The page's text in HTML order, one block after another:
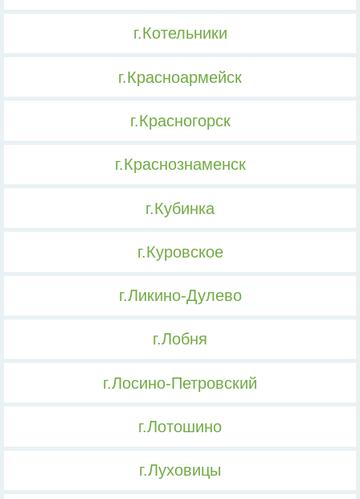
г.Котельники
г.Красноармейск
г.Красногорск
г.Краснознаменск
г.Кубинка
г.Куровское
г.Ликино-Дулево
г.Лобня
г.Лосино-Петровский
г.Лотошино
г.Луховицы